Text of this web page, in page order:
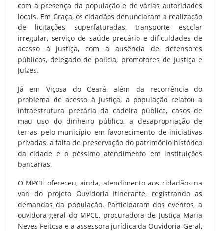
com a presença da população e de várias autoridades
locais. Em Graça, os cidadãos denunciaram a realização
de licitações superfaturadas, transporte escolar
irregular, serviço de saúde precário e dificuldades de
acesso à justiça, com a ausência de defensores
públicos, delegado de polícia, promotores de Justiça e
juízes.
Já em Viçosa do Ceará, além da recorrência do
problema de acesso à Justiça, a população relatou a
infraestrutura precária da cadeira pública, casos de
mau uso do dinheiro público, a desapropriação de
terras pelo município em favorecimento de iniciativas
privadas, a falta de preservação do patrimônio histórico
da cidade e o péssimo atendimento em instituições
bancárias.
O MPCE ofereceu, ainda, atendimento aos cidadãos na
van do projeto Ouvidoria Itinerante, registrando as
demandas da população. Participaram dos eventos, a
ouvidora-geral do MPCE, procuradora de Justiça Maria
Neves Feitosa e a assessora jurídica da Ouvidoria-Geral,